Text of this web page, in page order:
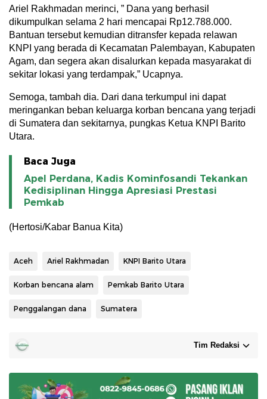
Ariel Rakhmadan merinci, ” Dana yang berhasil
dikumpulkan selama 2 hari mencapai Rp12.788.000.
Bantuan tersebut kemudian ditransfer kepada relawan
KNPI yang berada di Kecamatan Palembayan, Kabupaten
Agam, dan segera akan disalurkan kepada masyarakat di
sekitar lokasi yang terdampak,” Ucapnya.
Semoga, tambah dia. Dari dana terkumpul ini dapat
meringankan beban keluarga korban bencana yang terjadi
di Sumatera dan sekitarnya, pungkas Ketua KNPI Barito
Utara.
Baca Juga
Apel Perdana, Kadis Kominfosandi Tekankan
Kedisiplinan Hingga Apresiasi Prestasi
Pemkab
(Hertosi/Kabar Banua Kita)
Aceh Ariel Rakhmadan KNPI Barito Utara
Korban bencana alam Pemkab Barito Utara
Penggalangan dana Sumatera
Tim Redaksi